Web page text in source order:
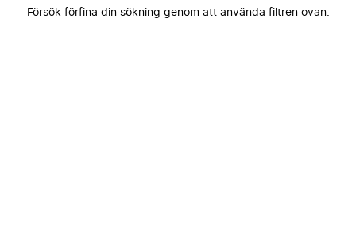
Försök förfina din sökning genom att använda filtren ovan.